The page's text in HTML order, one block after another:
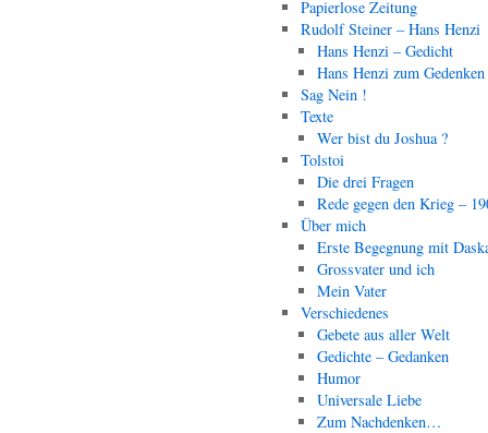
Papierlose Zeitung
Rudolf Steiner – Hans Henzi
Hans Henzi – Gedicht
Hans Henzi zum Gedenken
Sag Nein !
Texte
Wer bist du Joshua ?
Tolstoi
Die drei Fragen
Rede gegen den Krieg –
Über mich
Erste Begegnung mit
Grossvater und ich
Mein Vater
Verschiedenes
Gebete aus aller Welt
Gedichte – Gedanken
Humor
Universale Liebe
Zum Nachdenken…